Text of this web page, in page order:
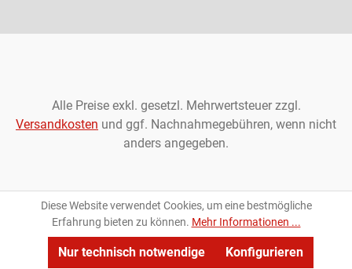
Alle Preise exkl. gesetzl. Mehrwertsteuer zzgl.
Versandkosten und ggf. Nachnahmegebühren, wenn nicht
anders angegeben.
Diese Website verwendet Cookies, um eine bestmögliche
Erfahrung bieten zu können. Mehr Informationen ...
Nur technisch notwendige Konfigurieren